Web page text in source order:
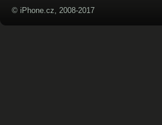
© iPhone.cz, 2008-2017